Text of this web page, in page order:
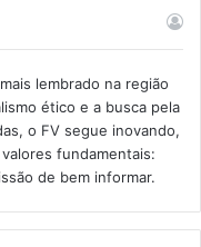
lembrado na região
ético e a busca pela
o FV segue inovando,
fundamentais:
de bem informar.​